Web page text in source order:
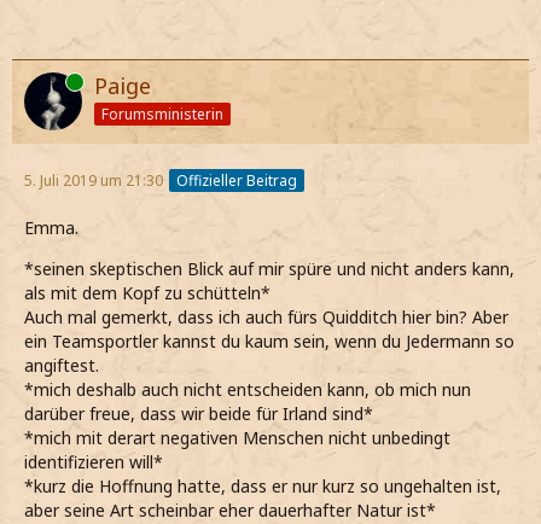
Online Paige
Forumsministerin
5. Juli 2019 um 21:30 Offizieller Beitrag
Emma.
*seinen skeptischen Blick auf mir spüre und nicht anders kann,
als mit dem Kopf zu schütteln*
Auch mal gemerkt, dass ich auch fürs Quidditch hier bin? Aber
ein Teamsportler kannst du kaum sein, wenn du Jedermann so
angiftest.
*mich deshalb auch nicht entscheiden kann, ob mich nun
darüber freue, dass wir beide für Irland sind*
*mich mit derart negativen Menschen nicht unbedingt
identifizieren will*
*kurz die Hoffnung hatte, dass er nur kurz so ungehalten ist,
aber seine Art scheinbar eher dauerhafter Natur ist*